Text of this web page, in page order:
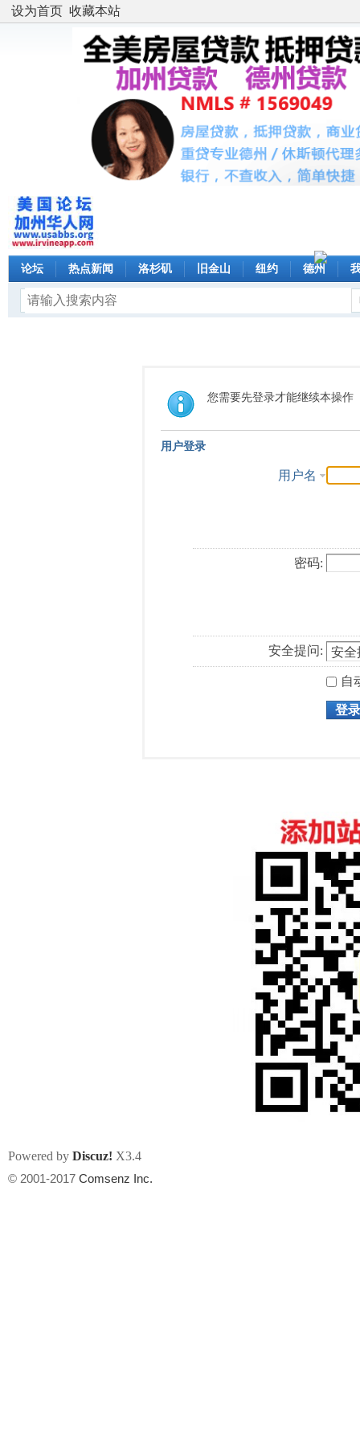
设为首页 收藏本站
论坛 热点新闻 洛杉矶 旧金山 纽约 德州
您需要先登录才能继续本操作
用户登录
用户名
密码:
安全提问:
自
登录
Powered by Discuz! X3.4
© 2001-2017 Comsenz Inc.